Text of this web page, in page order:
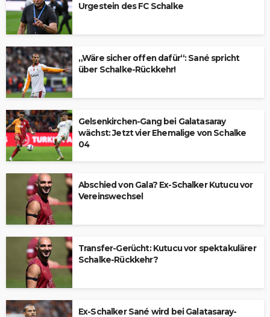
Urgestein des FC Schalke
„Wäre sicher offen dafür“: Sané spricht
über Schalke-Rückkehr!
Gelsenkirchen-Gang bei Galatasaray
wächst: Jetzt vier Ehemalige von Schalke
04
Abschied von Gala? Ex-Schalker Kutucu vor
Vereinswechsel
Transfer-Gerücht: Kutucu vor spektakulärer
Schalke-Rückkehr?
Ex-Schalker Sané wird bei Galatasaray-